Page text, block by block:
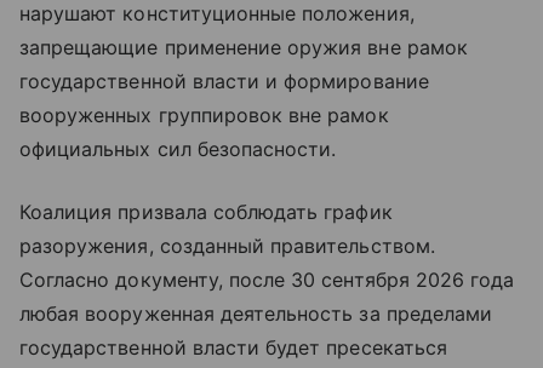
нарушают конституционные положения,
запрещающие применение оружия вне рамок
государственной власти и формирование
вооруженных группировок вне рамок
официальных сил безопасности.
Коалиция призвала соблюдать график
разоружения, созданный правительством.
Согласно документу, после 30 сентября 2026 года
любая вооруженная деятельность за пределами
государственной власти будет пресекаться